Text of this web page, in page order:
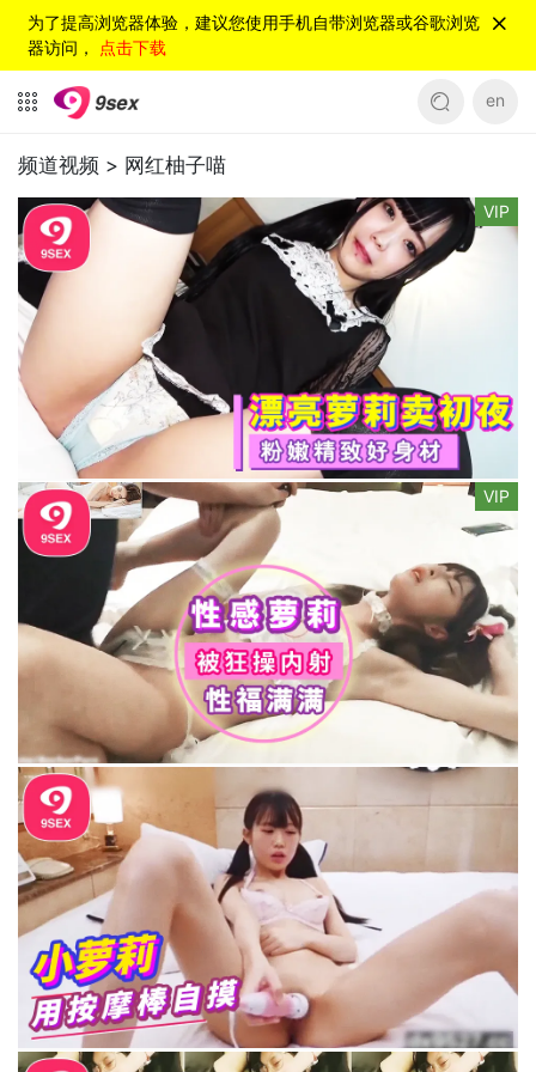
为了提高浏览器体验，建议您使用手机自带浏览器或谷歌浏览
器访问， 点击下载
en
频道视频 > 网红柚子喵
VIP
VIP